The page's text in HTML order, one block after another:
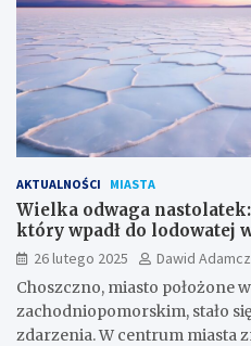
AKTUALNOŚCI MIASTA
Wielka odwaga
który wpadł do lodowatej
26 lutego 2025
Dawid
Choszczno, miasto położone
zachodniopomorskim, stało
zdarzenia. W centrum miasta